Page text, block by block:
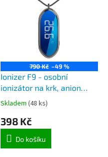
790 Kč –49 %
Ionizer F9 - osobní
ionizátor na krk, anion
čistič s měřením teploty a
vlhkosti vzduchu, dobíjecí
z USB
Skladem (48 ks)
398 Kč
Do košíku